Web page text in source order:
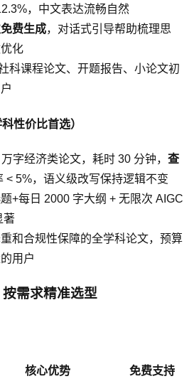
，中文表达流畅自然
费生成，对话式引导帮助梳理思
化
科课程论文、开题报告、小论文初
性价比首选）
字经济类论文，耗时 30 分钟， 查
< 5%，语义级改写保持逻辑不变
+每日 2000 字大纲 + 无限次 AIGC
著
和合规性保障的全学科论文，预算
用户
需求精准选型
核心优势 免费支持